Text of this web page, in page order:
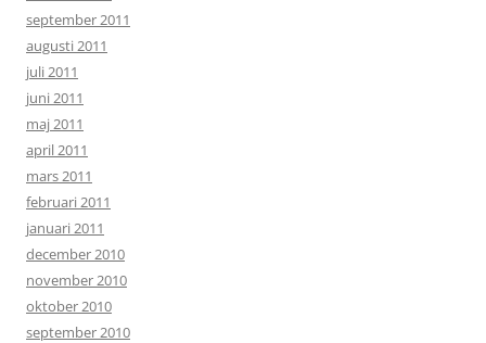
september 2011
augusti 2011
juli 2011
juni 2011
maj 2011
april 2011
mars 2011
februari 2011
januari 2011
december 2010
november 2010
oktober 2010
september 2010